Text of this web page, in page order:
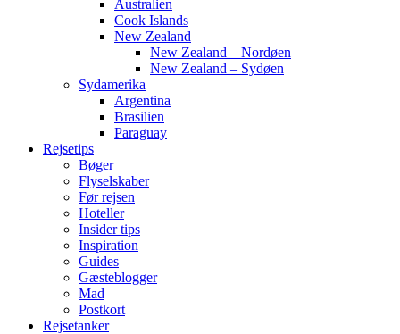
Australien
Cook Islands
New Zealand
New Zealand – Nordøen
New Zealand – Sydøen
Sydamerika
Argentina
Brasilien
Paraguay
Rejsetips
Bøger
Flyselskaber
Før rejsen
Hoteller
Insider tips
Inspiration
Guides
Gæsteblogger
Mad
Postkort
Rejsetanker